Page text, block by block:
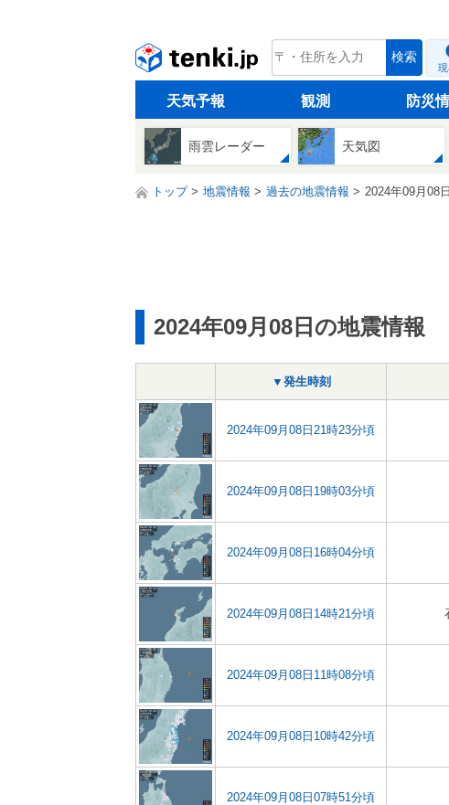
tenki.jp 検索
天気予報 観測 防災
雨雲レーダー 天気図
トップ 地震情報 過去の地震情報 2024年09月08日
2024年09月08日の地震情報
▼発生時刻
2024年09月08日21時23分頃
2024年09月08日19時03分頃
2024年09月08日16時04分頃
2024年09月08日14時21分頃
2024年09月08日11時08分頃
2024年09月08日10時42分頃
2024年09月08日07時51分頃